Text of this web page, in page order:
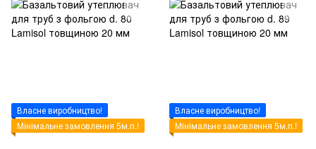
Власне виробництво!
Мінімальне замовлення 5м.п.!
Власне виробництво!
Мінімальне замовлення 5м.п.!